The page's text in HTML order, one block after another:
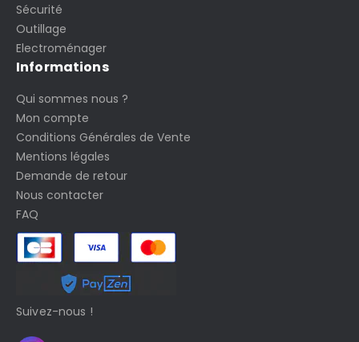
Sécurité
Outillage
Electroménager
Informations
Qui sommes nous ?
Mon compte
Conditions Générales de Vente
Mentions légales
Demande de retour
Nous contacter
FAQ
Suivez-nous !